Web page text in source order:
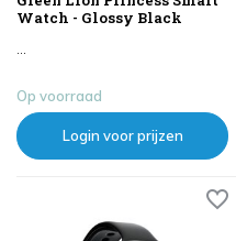
Watch - Glossy Black
...
Op voorraad
Login voor prijzen